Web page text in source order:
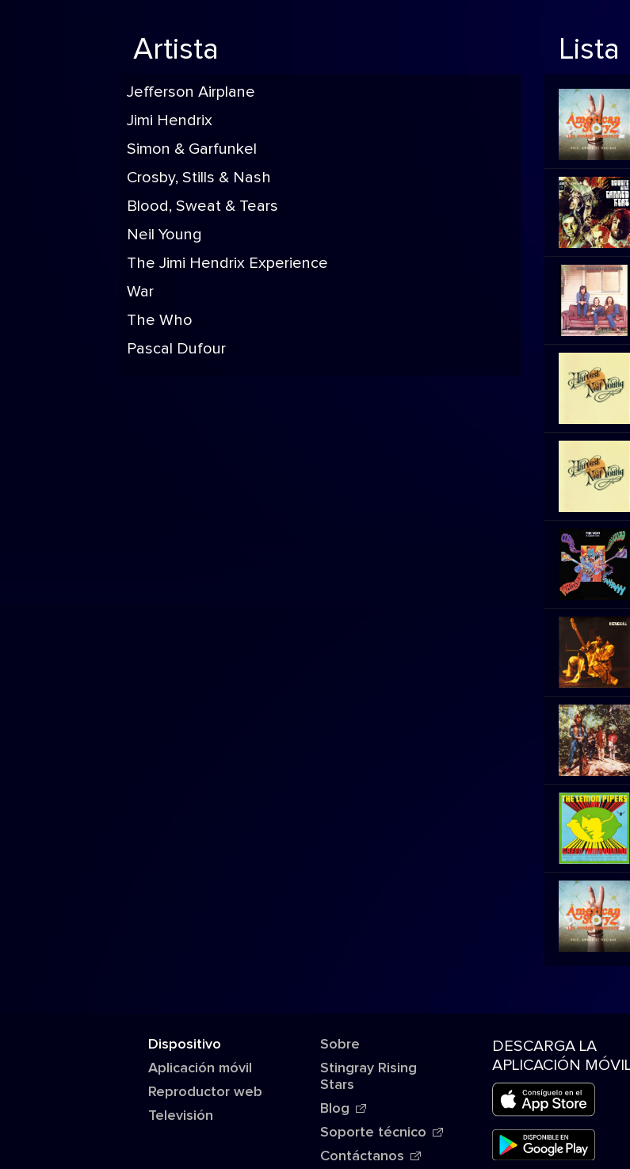
Artista
Jefferson Airplane
Jimi Hendrix
Simon & Garfunkel
Crosby, Stills & Nash
Blood, Sweat & Tears
Neil Young
The Jimi Hendrix Experience
War
The Who
Pascal Dufour
Lista
Dispositivo
Aplicación móvil
Reproductor web
Televisión
Sobre
Stingray Rising
Stars
Blog
Soporte técnico
Contáctanos
DESCARGA LA
APLICACIÓN